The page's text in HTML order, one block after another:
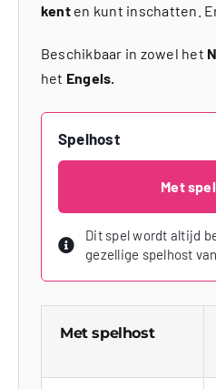
kenten kunt inschatten.
Beschikbaar in zowel het
het Engels.
Spelhost
Met
Dit spel wordt altijd
gezellige spelhost
Met spelhost